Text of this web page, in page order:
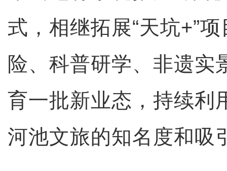
式，相继拓展“天坑+”
险、科普研学、非遗实
育一批新业态，持续利
河池文旅的知名度和吸